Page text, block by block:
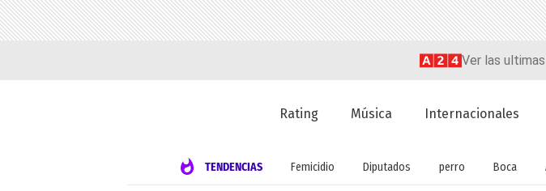
Ver las
Rating Música Internacionales
TENDENCIAS Femicidio Diputados perro Boca